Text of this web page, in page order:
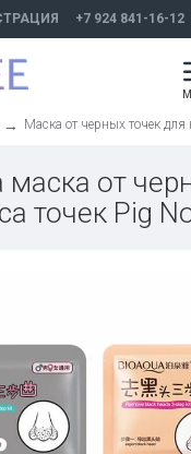
+7 924 841-16-12
Маска от черных точек для
маска от
точек Pig